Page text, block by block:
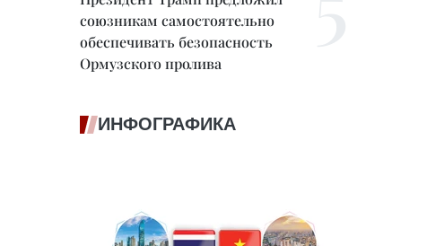
союзникам самостоятельно
обеспечивать безопасность
Ормузского пролива
ИНФОГРАФИКА